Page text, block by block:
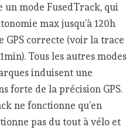
un mode FusedTrack, qui
max jusqu’à 120h
GPS correcte (voir la trace
Tous les autres modes
induisent une
forte de la précision GPS.
ne fonctionne qu’en
pas du tout à vélo et